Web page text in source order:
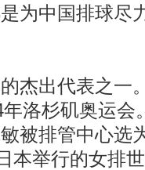
为中国排球尽
出代表之一
洛杉矶奥运会
被排管中心选
本举行的女排